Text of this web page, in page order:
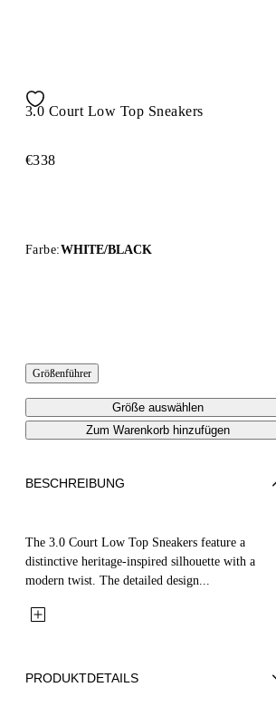
3.0 Court Low Top Sneakers
€338
Farbe:WHITE/BLACK
Größenführer
Größe auswählen
Zum Warenkorb hinzufügen
BESCHREIBUNG
The 3.0 Court Low Top Sneakers feature a
distinctive heritage-inspired silhouette with a
modern twist. The detailed design...
PRODUKTDETAILS